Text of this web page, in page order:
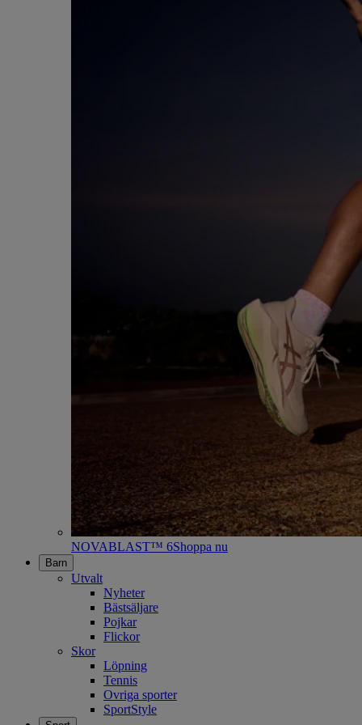
NOVABLAST™ 6Shoppa nu
Barn
Utvalt
Nyheter
Bästsäljare
Pojkar
Flickor
Skor
Löpning
Tennis
Ovriga sporter
SportStyle